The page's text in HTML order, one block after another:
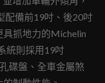
配備前19吋、後20吋
具抓地力的Michelin
統則採用19吋
碟盤、全車金屬煞